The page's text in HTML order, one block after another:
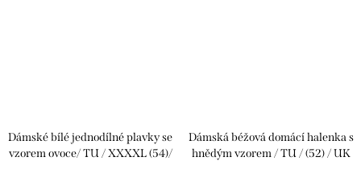
Dámské bílé jednodílné plavky se
vzorem ovoce/ TU / XXXXL (54)/
Dámská béžová domácí halenka s
hnědým vzorem / TU / (52) / UK